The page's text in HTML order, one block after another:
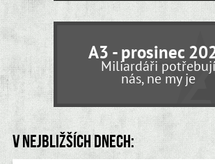
A3 - prosinec
Miliardáři potřebují
nás, ne my je
V nejbližších dnech: